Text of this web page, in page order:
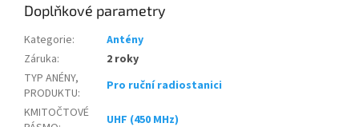
Doplňkové parametry
Kategorie:
Antény
Záruka:
2 roky
TYP ANÉNY,
PRODUKTU:
Pro ruční radiostanici
KMITOČTOVÉ
UHF (450 MHz)